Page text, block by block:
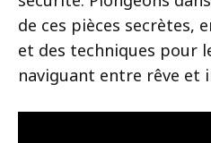
de ces pièces secrètes,
et des techniques pour
naviguant entre rêve et